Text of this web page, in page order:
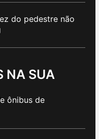
do pedestre não
NA SUA
ônibus de